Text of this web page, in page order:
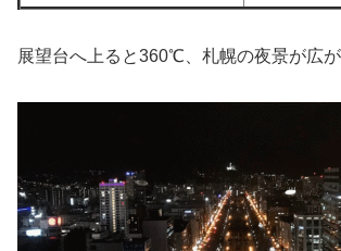
展望台へ上ると360℃、札幌の夜景が広が